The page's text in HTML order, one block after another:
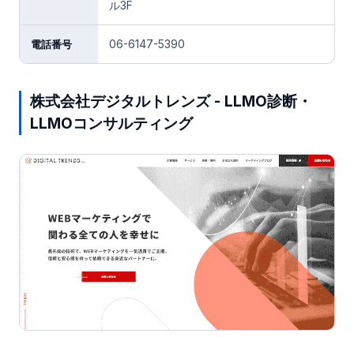
ル3F
電話番号 06-6147-5390
株式会社デジタルトレンズ - LLMO診断・
LLMOコンサルティング